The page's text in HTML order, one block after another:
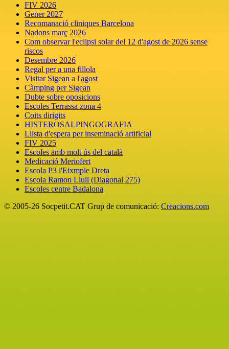
FIV 2026
Gener 2027
Recomanació cliniques Barcelona
Nadons març 2026
Com observar l'eclipsi solar del 12 d'agost de 2026 sense
riscos
Desembre 2026
Regal per a una fillola
Visitar Sigean a l'agost
Càmping per Sigean
Dubte sobre oposicions
Escoles Terrassa zona 4
Coits dirigits
HISTEROSALPINGOGRAFIA
Llista d'espera per inseminació artificial
FIV 2025
Escoles amb molt ús del català
Medicació Meriofert
Escola P3 l'Eixmple Dreta
Escola Ramon Llull (Diagonal 275)
Escoles centre Badalona
© 2005-26 Socpetit.CAT Grup de comunicació: Creacions.com